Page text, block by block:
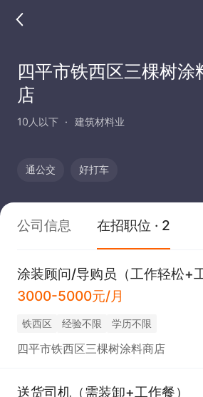
四平市铁西区三棵树涂
店
10人以下 建筑材料业
通公交 好打车
公司信息 在招职位 · 2
涂装顾问/导购员（工作轻松+
3000-5000元/月
铁西区 经验不限 学历不限
四平市铁西区三棵树涂料商店
送货司机（需装卸+工作餐）